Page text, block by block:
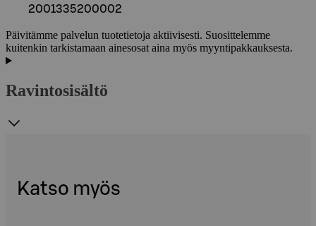
2001335200002
Päivitämme palvelun tuotetietoja aktiivisesti. Suosittelemme
kuitenkin tarkistamaan ainesosat aina myös myyntipakkauksesta.
Ravintosisältö
Katso myös